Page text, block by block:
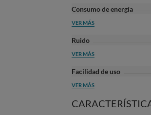
Consumo de energía
VER MÁS
Ruido
VER MÁS
Facilidad de uso
VER MÁS